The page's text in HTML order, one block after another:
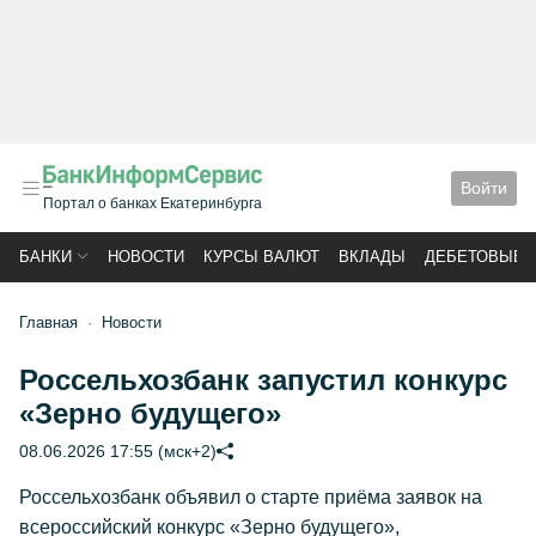
Портал о банках Екатеринбурга
Войти
БАНКИ НОВОСТИ КУРСЫ ВАЛЮТ ВКЛАДЫ ДЕБЕТОВЫЕ
Главная Новости
Россельхозбанк запустил конкурс
«Зерно будущего»
08.06.2026 17:55 (мск+2)
Россельхозбанк объявил о старте приёма заявок на
всероссийский конкурс «Зерно будущего»,